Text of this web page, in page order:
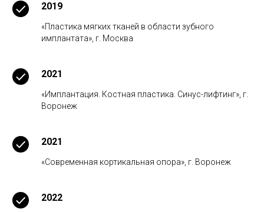
2019
«Пластика мягких тканей в области зубного
имплантата», г. Москва
2021
«Имплантация. Костная пластика. Синус-лифтинг», г.
Воронеж
2021
«Современная кортикальная опора», г. Воронеж
2022